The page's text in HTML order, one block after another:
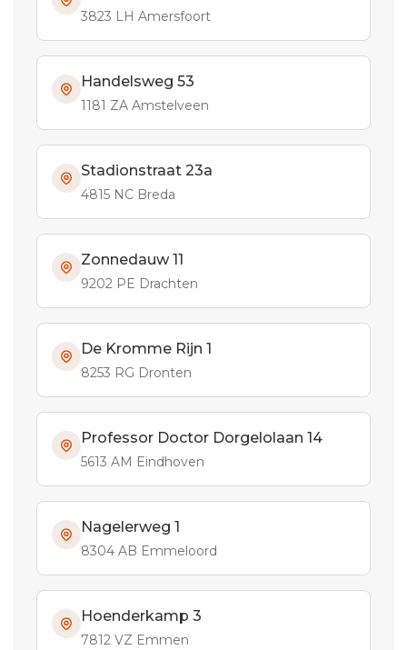
3823 LH Amersfoort
Handelsweg 53
1181 ZA Amstelveen
Stadionstraat 23a
4815 NC Breda
Zonnedauw 11
9202 PE Drachten
De Kromme Rijn 1
8253 RG Dronten
Professor Doctor Dorgelolaan 14
5613 AM Eindhoven
Nagelerweg 1
8304 AB Emmeloord
Hoenderkamp 3
7812 VZ Emmen